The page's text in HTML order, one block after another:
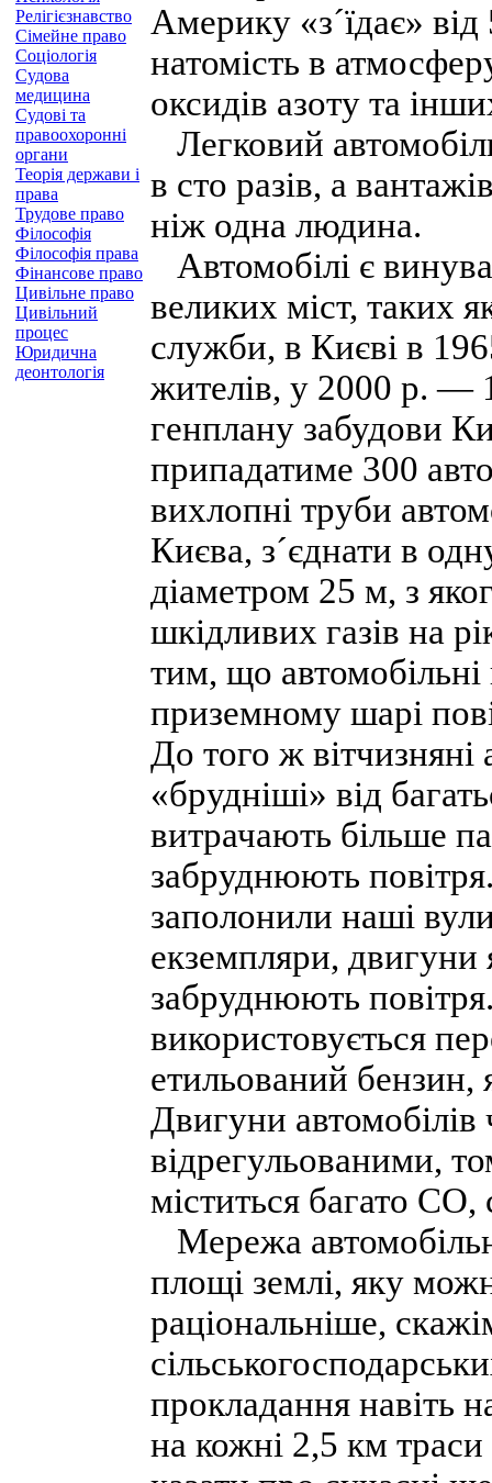
Релігієзнавство
Сімейне право
Соціологія
Судова
медицина
Судові та
правоохоронні
органи
Теорія держави і
права
Трудове право
Філософія
Філософія права
Фінансове право
Цивільне право
Цивільний
процес
Юридична
деонтологія
Америку «з´їдає»
натомість в
оксидів азоту та
Легковий
в сто разів, а
ніж одна людина.
Автомобілі є
великих міст, таких
служби, в Києві в
жителів, у 2000 р. —
генплану забудови
припадатиме 300
вихлопні труби
Києва, з´єднати в
діаметром 25 м, з
шкідливих газів на
тим, що
приземному шарі
До того ж вітчизняні
«брудніші» від
витрачають більше
забруднюють
заполонили наші
екземпляри, двигуни
забруднюють
використовується
етильований бензин,
Двигуни
відрегульованими,
міститься багато
Мережа
площі землі, яку
раціональніше,
прокладання навіть
на кожні 2,5 км